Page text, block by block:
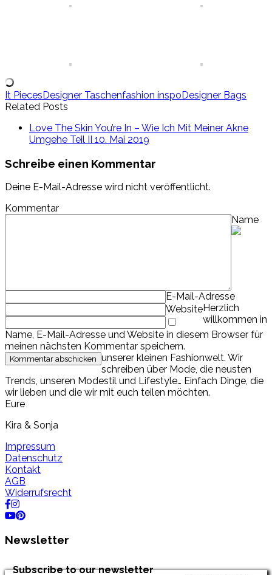
It PiecesDesigner Taschenfashion inspoDesigner Bags
Related Posts
Love The Skin You’re In – Wie Ich Mit Meiner Akne
Umgehe Teil II 10. Mai 2019
Schreibe einen Kommentar
Deine E-Mail-Adresse wird nicht veröffentlicht.
Kommentar
Name
E-Mail-Adresse
Website
Name, E-Mail-Adresse und Website in diesem Browser für
meinen nächsten Kommentar speichern.
Herzlich
willkommen in
unserer kleinen Fashionwelt. Wir
schreiben über Mode, die neusten
Trends, unseren Modestil und Lifestyle… Einfach Dinge, die
wir lieben und die wir mit euch teilen möchten.
Eure
Kira & Sonja
Impressum
Datenschutz
Kontakt
AGB
Widerrufsrecht
Newsletter
Subscribe to our newsletter